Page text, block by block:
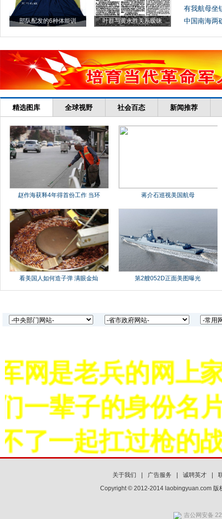
是老兵的网上家
辈子的身份名片
一起扛过枪的战
关于我们 广告服务 诚聘英才
Copyright © 2012-2014 laobingyuan.com 版
吉公网安备